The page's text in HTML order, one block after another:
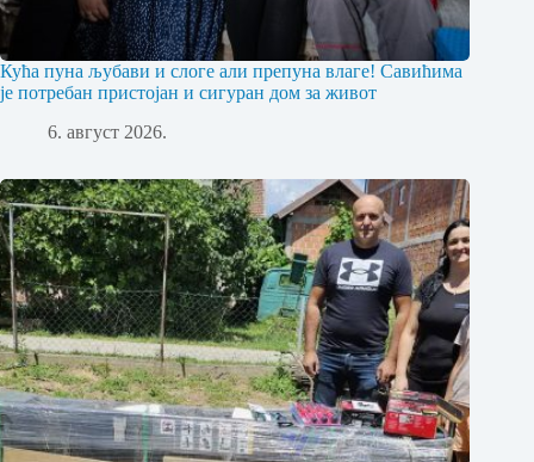
Кућа пуна љубави и слоге али препуна влаге! Савићима
је потребан пристојан и сигуран дом за живот
6. август 2026.